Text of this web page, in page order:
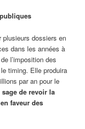
plusieurs dossiers en
dans les années à
l’imposition des
timing. Elle produira
par an pour le
de revoir la
faveur des